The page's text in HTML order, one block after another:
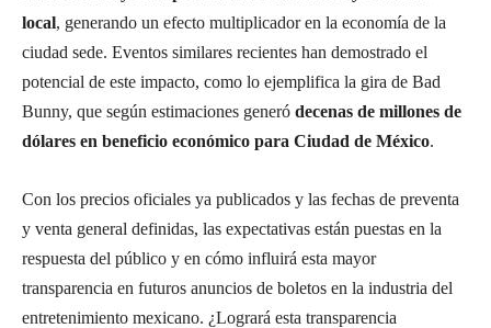
local, generando un efecto multiplicador en la economía de la
ciudad sede. Eventos similares recientes han demostrado el
potencial de este impacto, como lo ejemplifica la gira de Bad
Bunny, que según estimaciones generó decenas de millones de
dólares en beneficio económico para Ciudad de México.
Con los precios oficiales ya publicados y las fechas de preventa
y venta general definidas, las expectativas están puestas en la
respuesta del público y en cómo influirá esta mayor
transparencia en futuros anuncios de boletos en la industria del
entretenimiento mexicano. ¿Logrará esta transparencia